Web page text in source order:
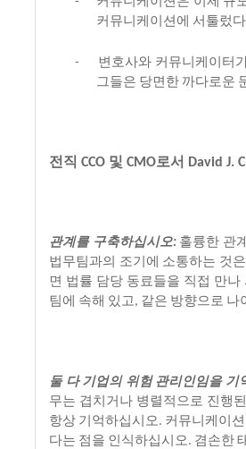
커뮤니케이션에
서툴렀다
- 변호사와 커뮤니케이터
그들은 당면한 까다로운
전직 CCO 및 CMO로서 David J.
관계를 구축하십시오: 훌륭한 관
법무팀과의 조기에 소통하는 것은
면 법률 담당 동료들을 직접 만나
팀에
속해 있고 , 같은 방향으로 나
둘 다 기업의 위험 관리인임을 기
무는 겹치거나 병렬적으로 진행
항상 기억하십시오 . 커뮤니케이션
다는 점을 인식하십시오 . 겸손한